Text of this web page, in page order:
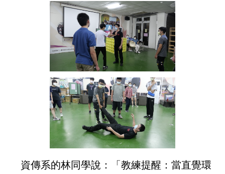
資傳系的林同學說：「教練提醒：當直覺環